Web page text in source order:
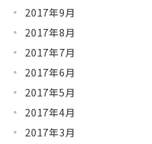
2017年9月
2017年8月
2017年7月
2017年6月
2017年5月
2017年4月
2017年3月